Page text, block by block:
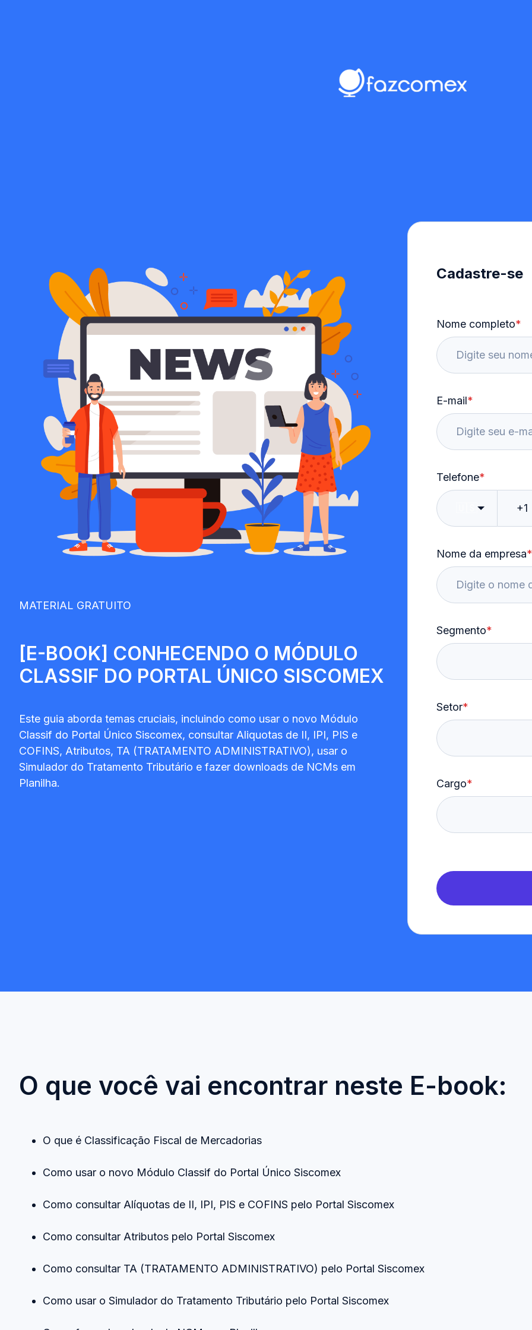
MATERIAL GRATUITO
[E-BOOK] CONHECENDO O MÓDULO
CLASSIF DO PORTAL ÚNICO SISCOMEX
Este guia aborda temas cruciais, incluindo como usar o novo Módulo
Classif do Portal Único Siscomex, consultar Aliquotas de II, IPI, PIS e
COFINS, Atributos, TA (TRATAMENTO ADMINISTRATIVO), usar o
Simulador do Tratamento Tributário e fazer downloads de NCMs em
Planilha.
Cadastre-se
Nome completo*
E-mail*
Telefone*
Nome da empresa*
Segmento*
Setor*
Cargo*
O que você vai encontrar neste E-book:
O que é Classificação Fiscal de Mercadorias
Como usar o novo Módulo Classif do Portal Único Siscomex
Como consultar Alíquotas de II, IPI, PIS e COFINS pelo Portal Siscomex
Como consultar Atributos pelo Portal Siscomex
Como consultar TA (TRATAMENTO ADMINISTRATIVO) pelo Portal Siscomex
Como usar o Simulador do Tratamento Tributário pelo Portal Siscomex